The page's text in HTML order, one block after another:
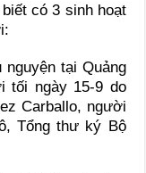
có 3 sinh hoạt
tại Quảng
tối ngày 15-9 do
Carballo, người
Tổng thư ký Bộ